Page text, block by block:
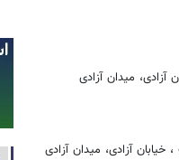
آزادی، میدان آزادی
خیابان آزادی، میدان آزادی